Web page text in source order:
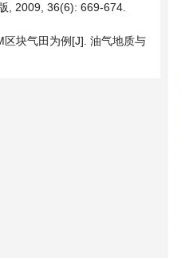
, 2009, 36(6): 669-674.
块气田为例[J]. 油气地质与